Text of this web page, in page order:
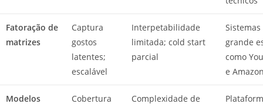
Fatoração de
matrizes
Captura
gostos
latentes;
escalável
Interpetabilidade
limitada; cold start
parcial
Sistemas
grande
como
e
Modelos
Cobertura
Complexidade de